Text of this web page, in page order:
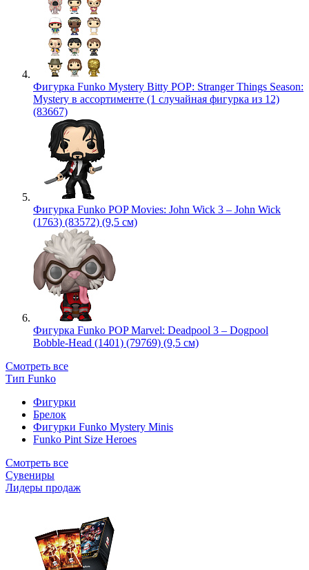
Фигурка Funko Mystery Bitty POP: Stranger Things Season:
Mystery в ассортименте (1 случайная фигурка из 12)
(83667)
Фигурка Funko POP Movies: John Wick 3 – John Wick
(1763) (83572) (9,5 см)
Фигурка Funko POP Marvel: Deadpool 3 – Dogpool
Bobble-Head (1401) (79769) (9,5 см)
Смотреть все
Тип Funko
Фигурки
Брелок
Фигурки Funko Mystery Minis
Funko Pint Size Heroes
Смотреть все
Сувениры
Лидеры продаж